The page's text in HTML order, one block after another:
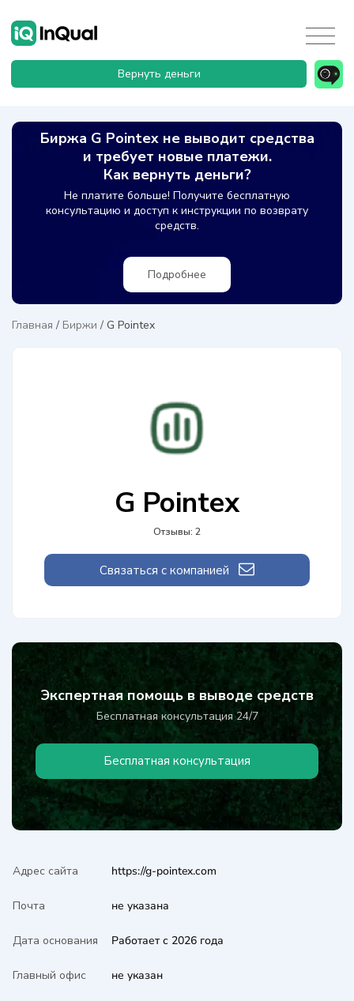
Вернуть деньги
Биржа G Pointex не выводит средства
и требует новые платежи.
Как вернуть деньги?
Не платите больше! Получите бесплатную
консультацию и доступ к инструкции по возврату
средств.
Подробнее
Главная / Биржи / G Pointex
G Pointex
Отзывы: 2
Связаться с компанией
Экспертная помощь в выводе средств
Бесплатная консультация 24/7
Бесплатная консультация
Адрес сайта https://g-pointex.com
Почта не указана
Дата основания Работает с 2026 года
Главный офис не указан